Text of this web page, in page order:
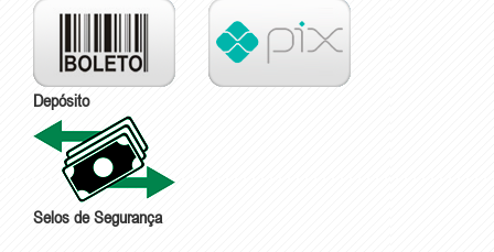
Depósito
Selos de Segurança